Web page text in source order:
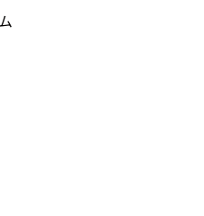
で合わせやすく、ビジネスか